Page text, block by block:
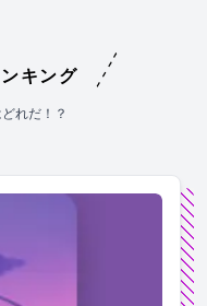
キング
れだ！？